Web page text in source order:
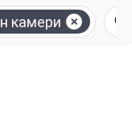
камери